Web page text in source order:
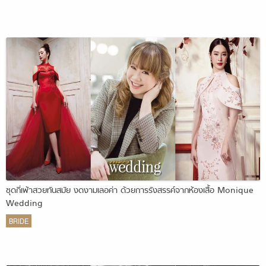
ชุดกี่เพ้าสวยทันสมัย งดงามเลอค่า ด้วยการรังสรรค์จากห้องเสื้อ Monique
Wedding
BRIDE